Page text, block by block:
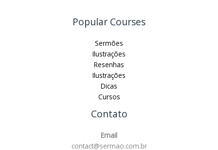
Popular Courses
Sermões
Ilustrações
Resenhas
Ilustrações
Dicas
Cursos
Contato
Email
contact@sermao.com.br